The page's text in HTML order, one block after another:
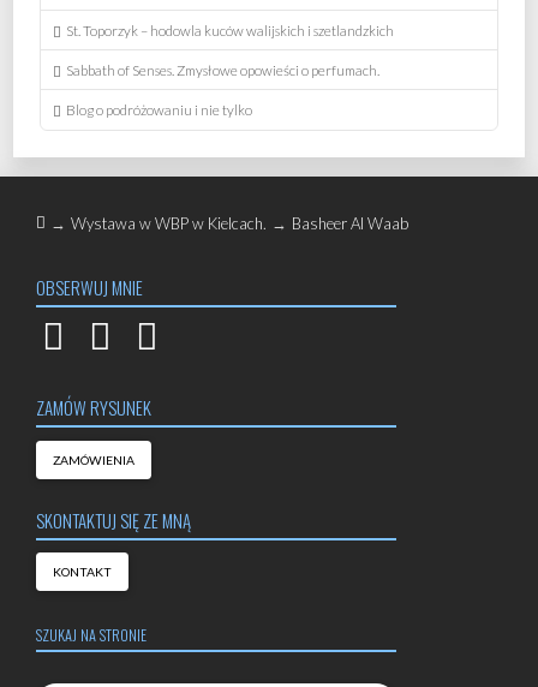
St. Toporzyk – hodowla kuców walijskich i szetlandzkich
Sabbath of Senses. Zmysłowe opowieści o perfumach.
Blog o podróżowaniu i nie tylko
Home
→ Wystawa w WBP w Kielcach. → Basheer Al Waab
OBSERWUJ MNIE
ZAMÓW RYSUNEK
ZAMÓWIENIA
SKONTAKTUJ SIĘ ZE MNĄ
KONTAKT
SZUKAJ NA STRONIE